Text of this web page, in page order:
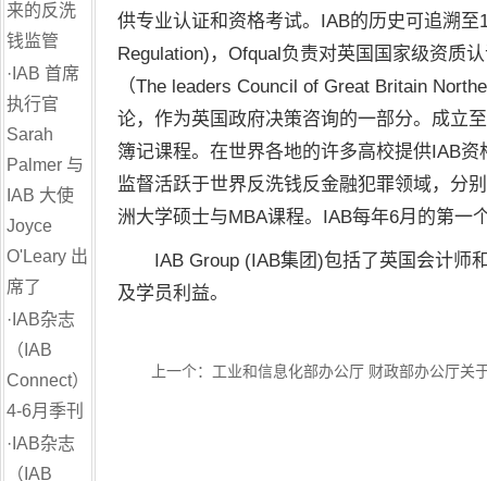
来的反洗
钱监管
· IAB 首席
执行官
Sarah
Palmer 与
IAB 大使
Joyce
O'Leary 出
席了
· IAB杂志
（IAB
Connect）
4-6月季刊
· IAB杂志
（IAB
供专业认证和资格考试。IAB的历史可追溯
Regulation)，Ofqual负责对英国 国家级资质
（The leaders Council of Great Britain
论，作为英国政府决策咨询的一部分。 成立
簿记课程。在世界各地的许多高校提供IAB
监督活跃于世界反洗钱反金融犯罪领域，分
洲大学硕士与MBA课程。IAB每年6月的第一
IAB Group (IAB集团)包括了英国会计师
及学员利益。
上一个： 工业和信息化部办公厅 财政部办公厅关